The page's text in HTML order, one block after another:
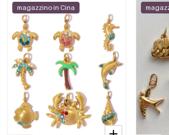
magazzino in Cina